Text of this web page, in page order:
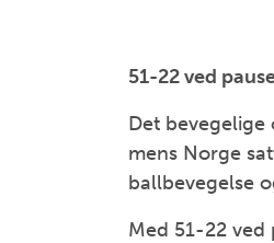
51-22 ved
Det bevegelige
mens Norge
ballbevegelse
Med 51-22 ved